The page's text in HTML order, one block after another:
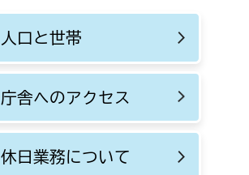
人口と世帯
庁舎へのアクセス
休日業務について